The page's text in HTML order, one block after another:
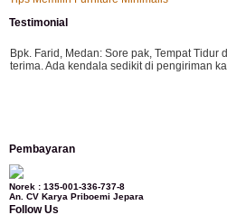
Testimonial
Bpk. Farid, Medan: Sore pak, Tempat Tidur
terima. Ada kendala sedikit di pengiriman
kursi teras saya sudah saya terima dan p...
Pembayaran
Norek : 135-001-336-737-8
An. CV Karya Priboemi Jepara
Follow Us